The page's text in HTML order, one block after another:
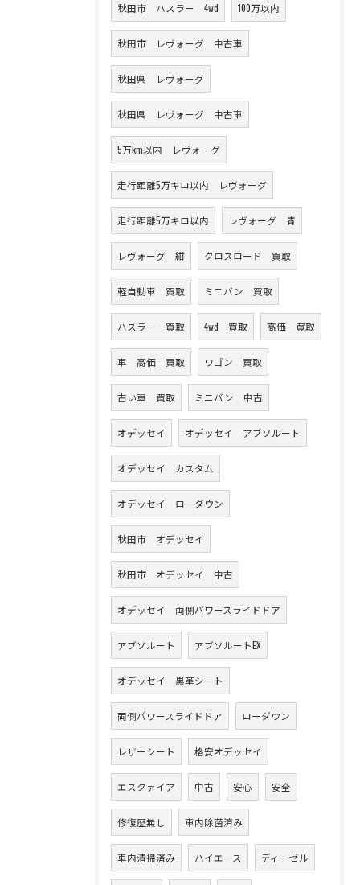
秋田市 ハスラー 4wd 100万以内
秋田市 レヴォーグ 中古車
秋田県 レヴォーグ
秋田県 レヴォーグ 中古車
5万km以内 レヴォーグ
走行距離5万キロ以内 レヴォーグ
走行距離5万キロ以内 レヴォーグ 青
レヴォーグ 紺 クロスロード 買取
軽自動車 買取 ミニバン 買取
ハスラー 買取 4wd 買取 高価 買取
車 高価 買取 ワゴン 買取
古い車 買取 ミニバン 中古
オデッセイ オデッセイ アブソルート
オデッセイ カスタム
オデッセイ ローダウン
秋田市 オデッセイ
秋田市 オデッセイ 中古
オデッセイ 両側パワースライドドア
アブソルート アブソルートEX
オデッセイ 黒革シート
両側パワースライドドア ローダウン
レザーシート 格安オデッセイ
エスクァイア 中古 安心 安全
修復歴無し 車内除菌済み
車内清掃済み ハイエース ディーゼル